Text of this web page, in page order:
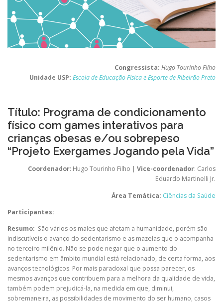
Congressista: Hugo Tourinho Filho
Unidade USP: Escola de Educação Física e Esporte de Ribeirão Preto
Título: Programa de condicionamento
físico com games interativos para
crianças obesas e/ou sobrepeso
“Projeto Exergames Jogando pela Vida”
Coordenador: Hugo Tourinho Filho | Vice-coordenador: Carlos
Eduardo Martinelli Jr.
Área Temática: Ciências da Saúde
Participantes:
Resumo: São vários os males que afetam a humanidade, porém são
indiscutíveis o avanço do sedentarismo e as mazelas que o acompanha
no terceiro milênio. Não se pode negar que o aumento do
sedentarismo em âmbito mundial está relacionado, de certa forma, aos
avanços tecnológicos. Por mais paradoxal que possa parecer, os
mesmos avanços que contribuem para a melhora da qualidade de vida,
também podem prejudicá-la, na medida em que, diminui,
sobremaneira, as possibilidades de movimento do ser humano, casos